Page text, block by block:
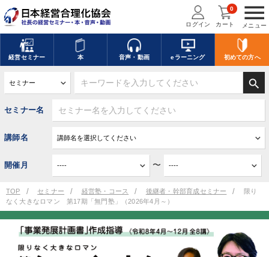
menu
メニュー
ログイン カート
0
経営セミナー 本 音声・動画 eラーニング 初めての方へ
search
セミナー名
講師名
開催月 〜
TOP セミナー 経営塾・コース 後継者・幹部育成セミナー
限り
なく大きなロマン 第17期「無門塾」（2026年4月～）